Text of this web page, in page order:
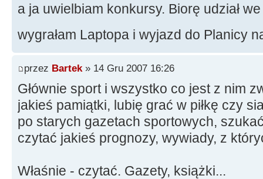
a ja uwielbiam konkursy. Biorę udział
wygrałam Laptopa i wyjazd do Planicy
przez Bartek » 14 Gru 2007 16:26
Głównie sport i wszystko co jest z nim
jakieś pamiątki, lubię grać w piłkę czy
po starych gazetach sportowych,
czytać jakieś prognozy, wywiady, z
Właśnie - czytać. Gazety, książki...